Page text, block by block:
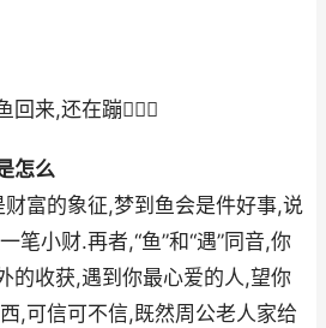
回来,还在蹦
怎么
富的象征,梦到鱼会是件好事,说
笔小财.再者,“鱼”和“遇”同音,你
的收获,遇到你最心爱的人,望你
,可信可不信,既然周公老人家给